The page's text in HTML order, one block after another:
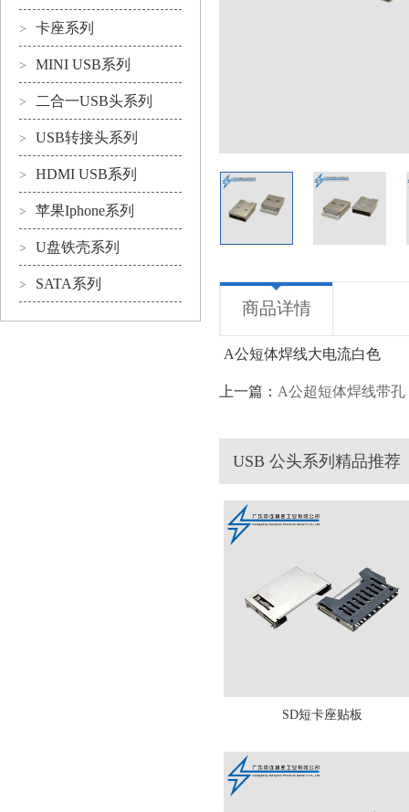
> 卡座系列
> MINI USB系列
> 二合一USB头系列
> USB转接头系列
> HDMI USB系列
> 苹果Iphone系列
> U盘铁壳系列
> SATA系列
商品详情
A公短体焊线大电流白色
上一篇： A公超短体焊线带孔
USB 公头系列精品推荐
SD短卡座贴板